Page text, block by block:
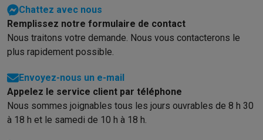
Chattez avec nous
Remplissez notre formulaire de contact
Nous traitons votre demande. Nous vous contacterons le
plus rapidement possible.
Envoyez-nous un e-mail
Appelez le service client par téléphone
Nous sommes joignables tous les jours ouvrables de 8 h 30
à 18 h et le samedi de 10 h à 18 h.